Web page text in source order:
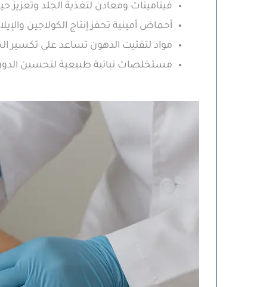
فيتامينات ومعادن لتغذية الجلد وتعزيز
أحماض أمينية تحفز إنتاج الكولاجين
مواد لتفتيت الدهون تساعد على تكسير
مستخلصات نباتية طبيعية لتحسين الدورة